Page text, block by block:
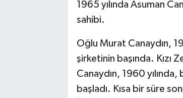
1965 yılında Asuman
sahibi.
Oğlu Murat Canaydın,
şirketinin başında. Kızı
Canaydın, 1960
başladı. Kısa bir süre